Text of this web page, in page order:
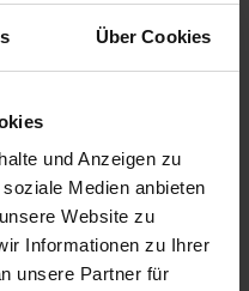
Über Cookies
und Anzeigen zu
Medien anbieten
Website zu
Informationen zu Ihrer
unsere Partner für
Tage BEST OF
AB/BIS TOKYO